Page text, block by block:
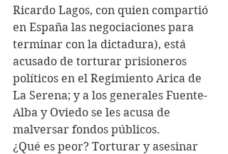
Ricardo Lagos, con quien compartió
en España las negociaciones para
terminar con la dictadura), está
acusado de torturar prisioneros
políticos en el Regimiento Arica de
La Serena; y a los generales Fuente-
Alba y Oviedo se les acusa de
malversar fondos públicos.
¿Qué es peor? Torturar y asesinar